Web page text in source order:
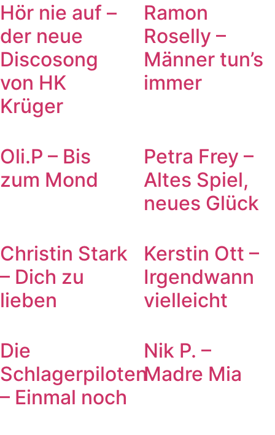
Hör nie auf –
der neue
Discosong
von HK
Krüger
Ramon
Roselly –
Männer tun’s
immer
Oli.P – Bis
zum Mond
Petra Frey –
Altes Spiel,
neues Glück
Christin Stark
– Dich zu
lieben
Kerstin Ott –
Irgendwann
vielleicht
Die
Schlagerpiloten
– Einmal noch
Nik P. –
Madre Mia